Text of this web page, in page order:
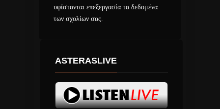
υφίστανται επεξεργασία τα δεδομένα
των σχολίων σας.
ASTERASLIVE